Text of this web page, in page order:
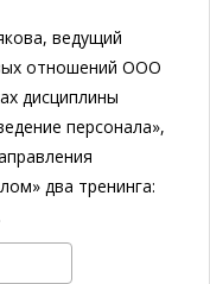
ведущий
отношений ООО
дисциплины
персонала»,
два тренинга: